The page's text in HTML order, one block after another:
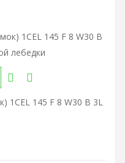
1CEL 145 F 8 W30 B 3L